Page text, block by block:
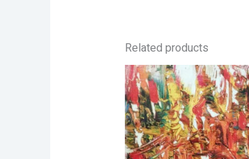
Related products